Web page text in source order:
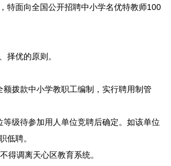
特面向全国公开招聘中小学名优特教师100
择优的原则。
额拨款中小学教职工编制，实行聘用制管
等级待参加用人单位竞聘后确定。如该单位
低聘。
得调离天心区教育系统。